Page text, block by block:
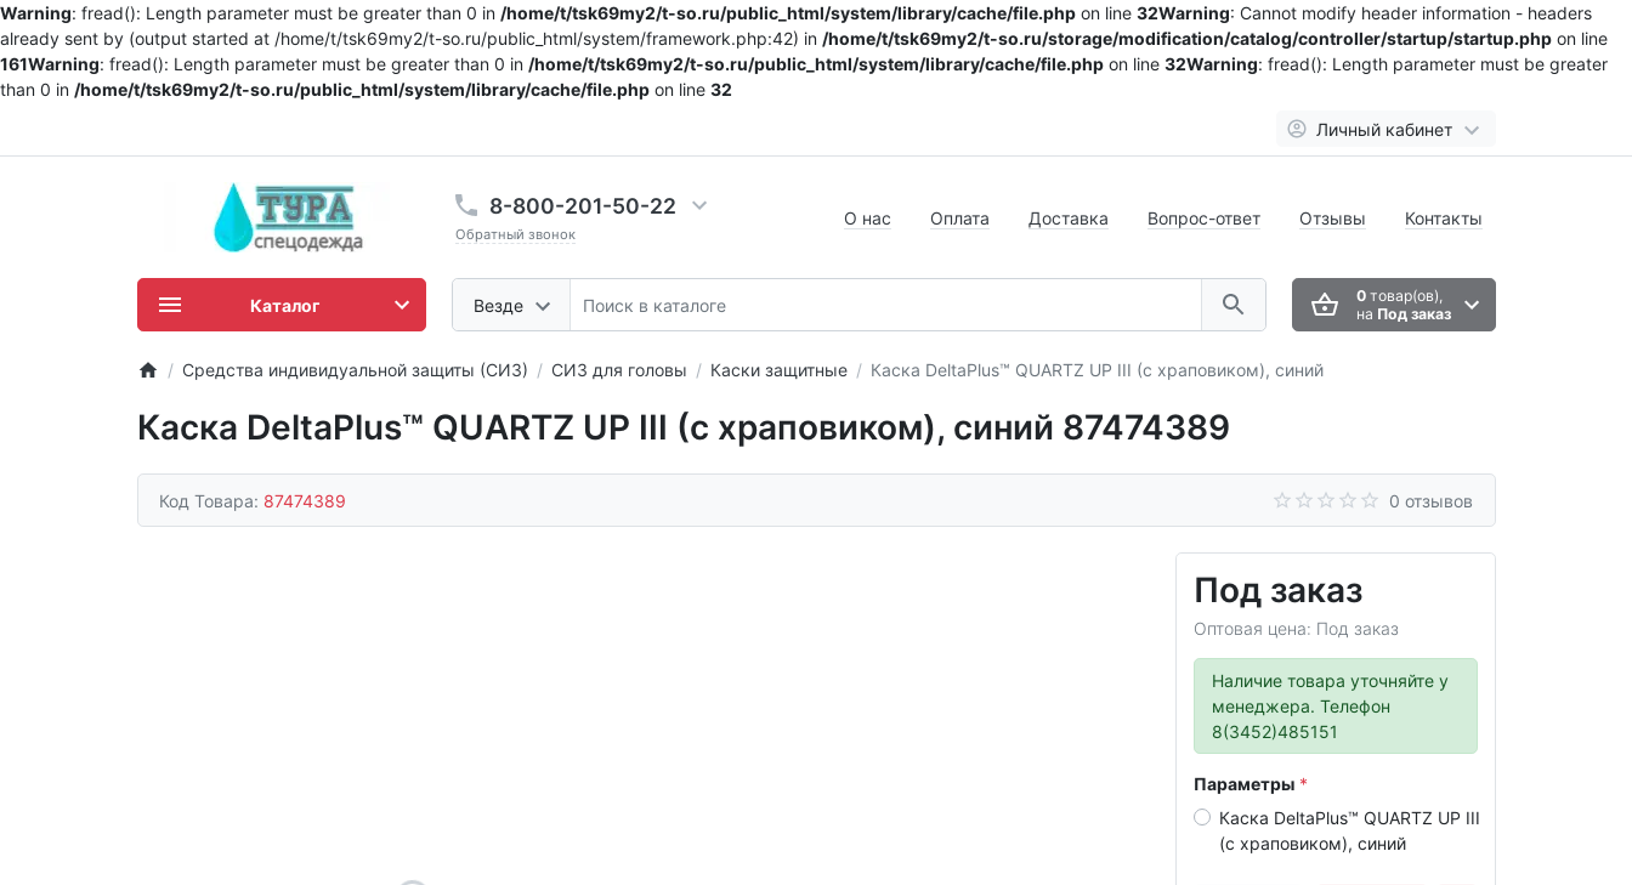
Warning: fread(): Length parameter must be greater than 0 in /home/t/tsk69my2/t-so.ru/public_html/system/library/cache/file.php on line 32Warning: Cannot modify header information - headers
already sent by (output started at /home/t/tsk69my2/t-so.ru/public_html/system/framework.php:42) in /home/t/tsk69my2/t-so.ru/storage/modification/catalog/controller/startup/startup.php on line
161Warning: fread(): Length parameter must be greater than 0 in /home/t/tsk69my2/t-so.ru/public_html/system/library/cache/file.php on line 32Warning: fread(): Length parameter must be greater
than 0 in /home/t/tsk69my2/t-so.ru/public_html/system/library/cache/file.php on line 32
Личный кабинет
8-800-201-50-22
Обратный звонок
Везде
О нас Оплата Доставка Вопрос-ответ Отзывы Контакты
0товар(ов),
на Под заказ
Каталог
Средства индивидуальной защиты (СИЗ) СИЗ для головы Каски защитные Каска DeltaPlus™ QUARTZ UP III (с храповиком), синий
Каска DeltaPlus™ QUARTZ UP III (с храповиком), синий 87474389
Код Товара: 87474389 0 отзывов
Под заказ
Оптовая цена: Под заказ
Наличие товара уточняйте у
менеджера. Телефон
8(3452)485151
Параметры
Каска DeltaPlus™ QUARTZ UP III
(с храповиком), синий